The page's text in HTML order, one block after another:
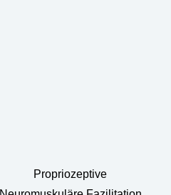
Propriozeptive